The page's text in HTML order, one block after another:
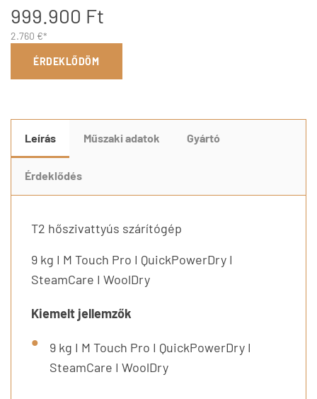
999.900 Ft
2.760 €*
ÉRDEKLŐDÖM
Leírás Műszaki adatok Gyártó
Érdeklődés
T2 hőszivattyús szárítógép
9 kg I M Touch Pro I QuickPowerDry I
SteamCare I WoolDry
Kiemelt jellemzők
9 kg I M Touch Pro I QuickPowerDry I
SteamCare I WoolDry